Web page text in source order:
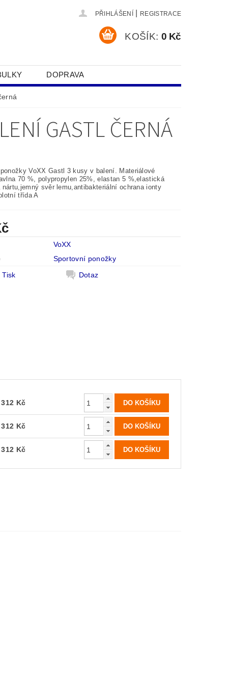
PŘIHLÁŠENÍ REGISTRACE
KOŠÍK: 0 Kč
DOPRAVA
ÚDAJŮ
GASTL ČERNÁ
VoXX Gastl 3 kusy v balení. Materiálové
70 %, polypropylen 25%, elastan 5 %,elastická
nártu,jemný svěr lemu,antibakteriální ochrana ionty
třída A
VoXX
Sportovní ponožky
Tisk
Dotaz
312 Kč
312 Kč
312 Kč